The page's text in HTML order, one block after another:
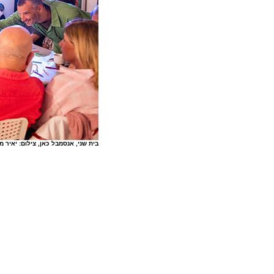
בית שני, אנסמבל כאן, צילום: יאיר